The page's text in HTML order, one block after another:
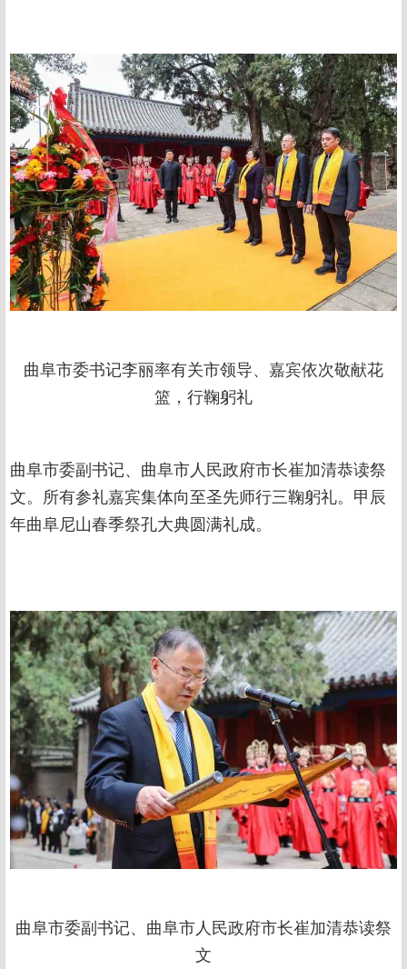
曲阜市委书记李丽率有关市领导、嘉宾依次敬献花
篮，行鞠躬礼
曲阜市委副书记、曲阜市人民政府市长崔加清恭读祭
文。所有参礼嘉宾集体向至圣先师行三鞠躬礼。甲辰
年曲阜尼山春季祭孔大典圆满礼成。
曲阜市委副书记、曲阜市人民政府市长崔加清恭读祭
文